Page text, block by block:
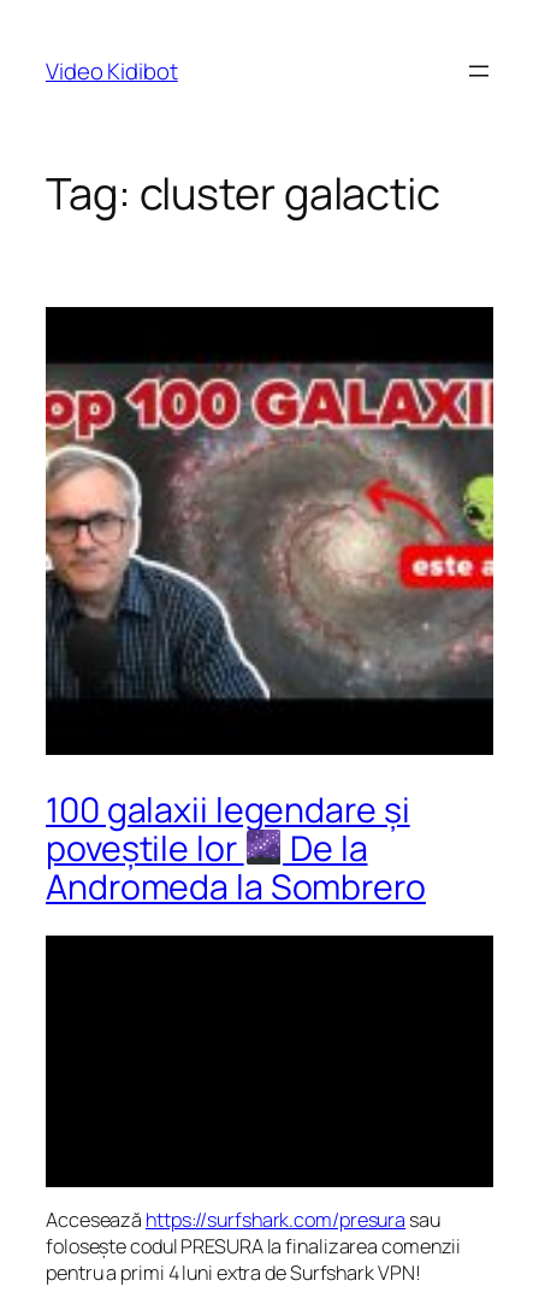
content
Video Kidibot
Tag: cluster galactic
100 galaxii legendare și
poveștile lor
De la
Andromeda la Sombrero
Accesează https://surfshark.com/presura sau
folosește codul PRESURA la finalizarea comenzii
pentru a primi 4 luni extra de Surfshark VPN!